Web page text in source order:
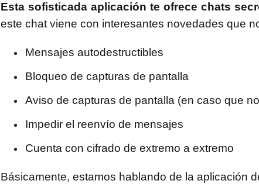
Esta sofisticada aplicación te ofrece chats
este chat viene con interesantes novedades que
Mensajes autodestructibles
Bloqueo de capturas de pantalla
Aviso de capturas de pantalla (en caso que
Impedir el reenvío de mensajes
Cuenta con cifrado de extremo a extremo
Básicamente, estamos hablando de la aplicación